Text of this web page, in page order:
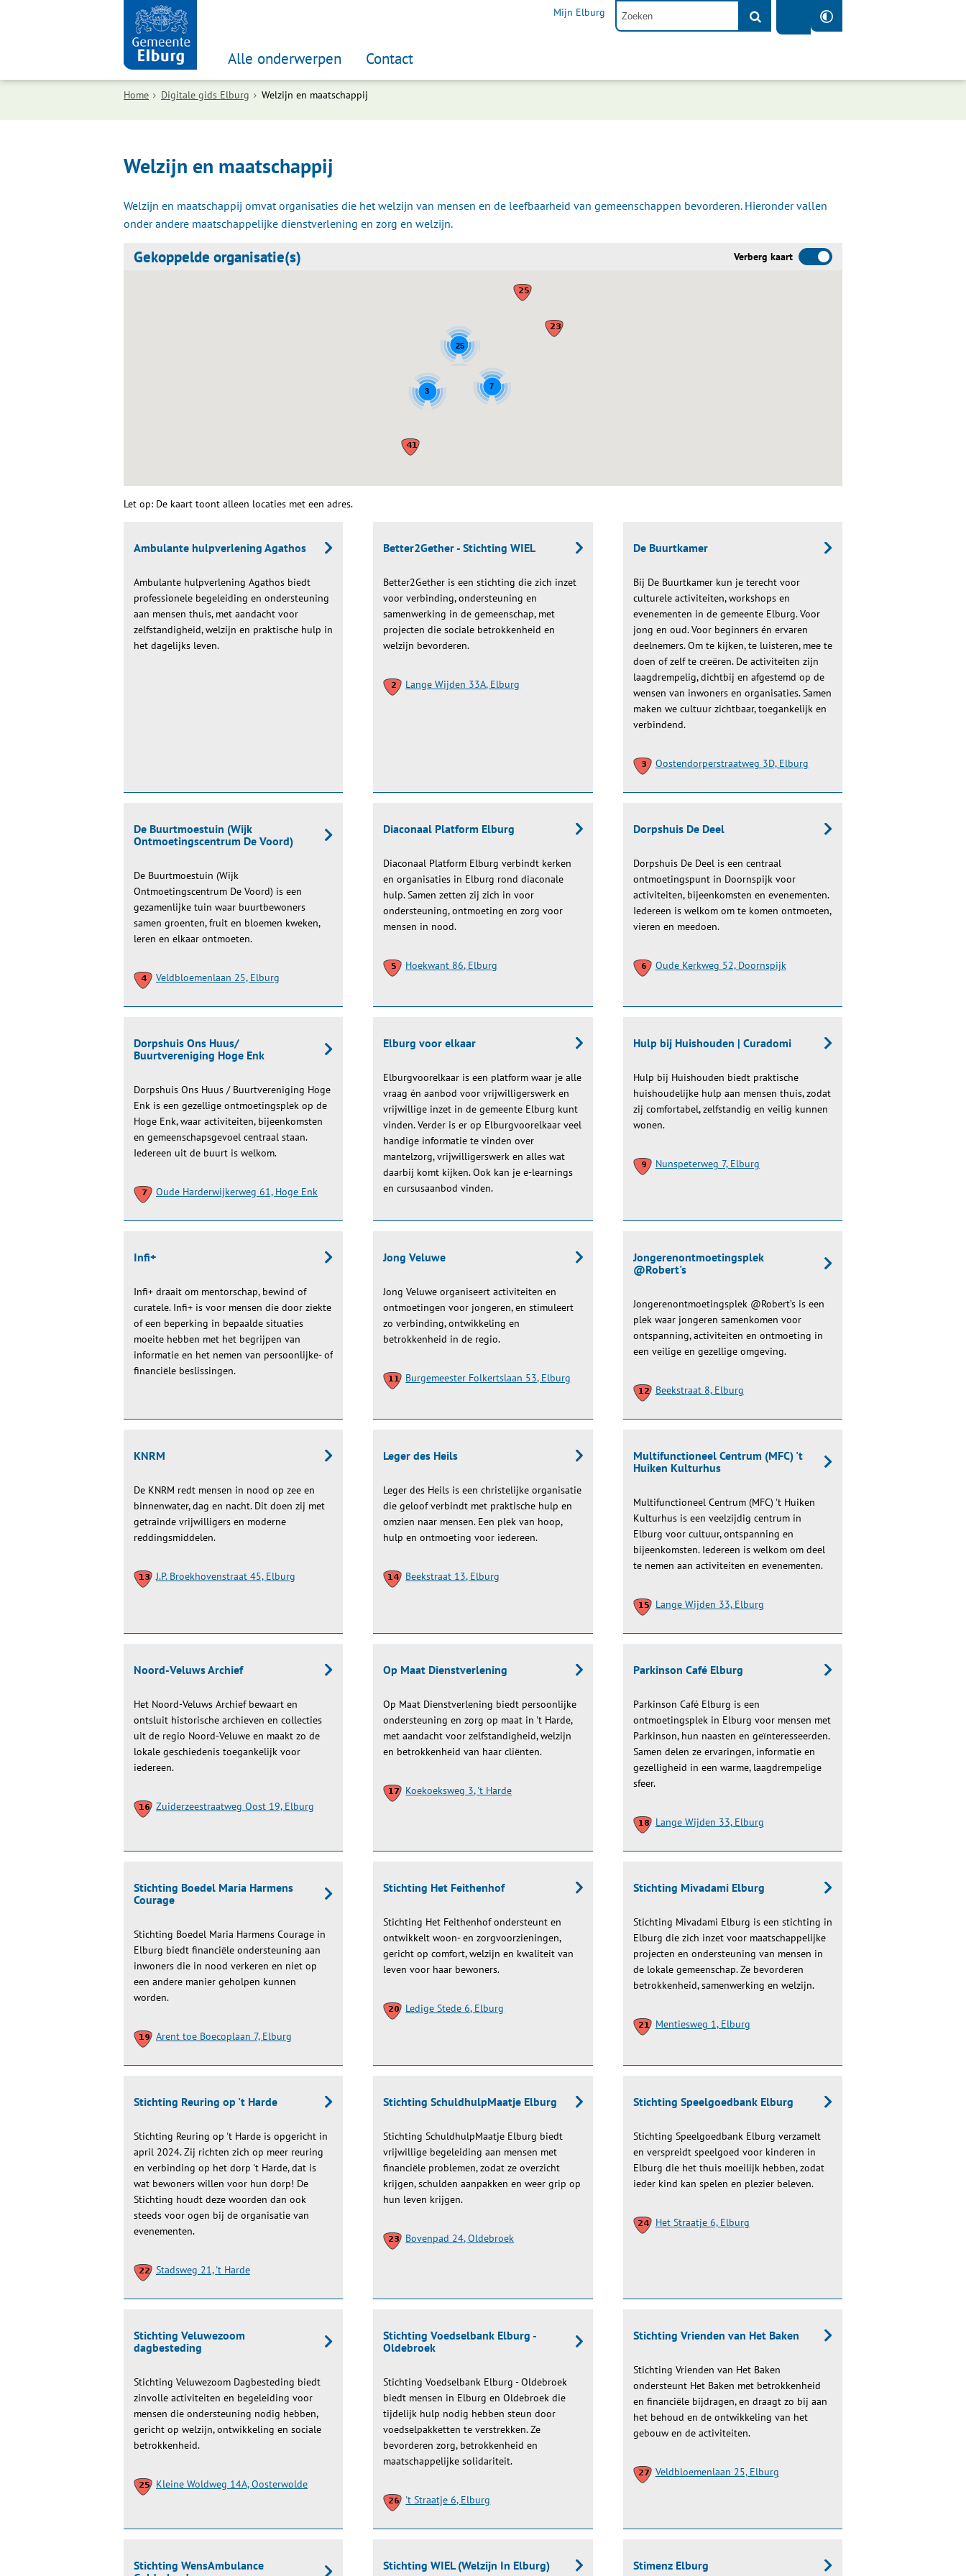
Mijn Elburg
Alle onderwerpen Contact
Home Digitale gids Elburg Welzijn en maatschappij
Welzijn en maatschappij
Welzijn en maatschappij omvat organisaties die het welzijn van mensen en de leefbaarheid van gemeenschappen bevorderen. Hieronder vallen
onder andere maatschappelijke dienstverlening en zorg en welzijn.
Gekoppelde organisatie(s) Verberg kaart
25
3
7
Let op: De kaart toont alleen locaties met een adres.
Ambulante hulpverlening Agathos
Ambulante hulpverlening Agathos biedt
professionele begeleiding en ondersteuning
aan mensen thuis, met aandacht voor
zelfstandigheid, welzijn en praktische hulp in
het dagelijks leven.
Better2Gether - Stichting WIEL
Better2Gether is een stichting die zich inzet
voor verbinding, ondersteuning en
samenwerking in de gemeenschap, met
projecten die sociale betrokkenheid en
welzijn bevorderen.
Lange Wijden 33A, Elburg
De Buurtkamer
Bij De Buurtkamer kun je terecht voor
culturele activiteiten, workshops en
evenementen in de gemeente Elburg. Voor
jong en oud. Voor beginners én ervaren
deelnemers. Om te kijken, te luisteren, mee te
doen of zelf te creëren. De activiteiten zijn
laagdrempelig, dichtbij en afgestemd op de
wensen van inwoners en organisaties. Samen
maken we cultuur zichtbaar, toegankelijk en
verbindend.
Oostendorperstraatweg 3D, Elburg
De Buurtmoestuin (Wijk
Ontmoetingscentrum De Voord)
De Buurtmoestuin (Wijk
Ontmoetingscentrum De Voord) is een
gezamenlijke tuin waar buurtbewoners
samen groenten, fruit en bloemen kweken,
leren en elkaar ontmoeten.
Veldbloemenlaan 25, Elburg
Diaconaal Platform Elburg
Diaconaal Platform Elburg verbindt kerken
en organisaties in Elburg rond diaconale
hulp. Samen zetten zij zich in voor
ondersteuning, ontmoeting en zorg voor
mensen in nood.
Hoekwant 86, Elburg
Dorpshuis De Deel
Dorpshuis De Deel is een centraal
ontmoetingspunt in Doornspijk voor
activiteiten, bijeenkomsten en evenementen.
Iedereen is welkom om te komen ontmoeten,
vieren en meedoen.
Oude Kerkweg 52, Doornspijk
Dorpshuis Ons Huus/
Buurtvereniging Hoge Enk
Dorpshuis Ons Huus / Buurtvereniging Hoge
Enk is een gezellige ontmoetingsplek op de
Hoge Enk, waar activiteiten, bijeenkomsten
en gemeenschapsgevoel centraal staan.
Iedereen uit de buurt is welkom.
Oude Harderwijkerweg 61, Hoge Enk
Elburg voor elkaar
Elburgvoorelkaar is een platform waar je alle
vraag én aanbod voor vrijwilligerswerk en
vrijwillige inzet in de gemeente Elburg kunt
vinden. Verder is er op Elburgvoorelkaar veel
handige informatie te vinden over
mantelzorg, vrijwilligerswerk en alles wat
daarbij komt kijken. Ook kan je e-learnings
en cursusaanbod vinden.
Hulp bij Huishouden | Curadomi
Hulp bij Huishouden biedt praktische
huishoudelijke hulp aan mensen thuis, zodat
zij comfortabel, zelfstandig en veilig kunnen
wonen.
Nunspeterweg 7, Elburg
Infi+
Infi+ draait om mentorschap, bewind of
curatele. Infi+ is voor mensen die door ziekte
of een beperking in bepaalde situaties
moeite hebben met het begrijpen van
informatie en het nemen van persoonlijke- of
financiële beslissingen.
Jong Veluwe
Jong Veluwe organiseert activiteiten en
ontmoetingen voor jongeren, en stimuleert
zo verbinding, ontwikkeling en
betrokkenheid in de regio.
Burgemeester Folkertslaan 53, Elburg
Jongerenontmoetingsplek
@Robert's
Jongerenontmoetingsplek @Robert’s is een
plek waar jongeren samenkomen voor
ontspanning, activiteiten en ontmoeting in
een veilige en gezellige omgeving.
Beekstraat 8, Elburg
KNRM
De KNRM redt mensen in nood op zee en
binnenwater, dag en nacht. Dit doen zij met
getrainde vrijwilligers en moderne
reddingsmiddelen.
J.P. Broekhovenstraat 45, Elburg
Leger des Heils
Leger des Heils is een christelijke organisatie
die geloof verbindt met praktische hulp en
omzien naar mensen. Een plek van hoop,
hulp en ontmoeting voor iedereen.
Beekstraat 13, Elburg
Multifunctioneel Centrum (MFC) 't
Huiken Kulturhus
Multifunctioneel Centrum (MFC) 't Huiken
Kulturhus is een veelzijdig centrum in
Elburg voor cultuur, ontspanning en
bijeenkomsten. Iedereen is welkom om deel
te nemen aan activiteiten en evenementen.
Lange Wijden 33, Elburg
Noord-Veluws Archief
Het Noord-Veluws Archief bewaart en
ontsluit historische archieven en collecties
uit de regio Noord-Veluwe en maakt zo de
lokale geschiedenis toegankelijk voor
iedereen.
Zuiderzeestraatweg Oost 19, Elburg
Op Maat Dienstverlening
Op Maat Dienstverlening biedt persoonlijke
ondersteuning en zorg op maat in 't Harde,
met aandacht voor zelfstandigheid, welzijn
en betrokkenheid van haar cliënten.
Koekoeksweg 3, 't Harde
Parkinson Café Elburg
Parkinson Café Elburg is een
ontmoetingsplek in Elburg voor mensen met
Parkinson, hun naasten en geïnteresseerden.
Samen delen ze ervaringen, informatie en
gezelligheid in een warme, laagdrempelige
sfeer.
Lange Wijden 33, Elburg
Stichting Boedel Maria Harmens
Courage
Stichting Boedel Maria Harmens Courage in
Elburg biedt financiële ondersteuning aan
inwoners die in nood verkeren en niet op
een andere manier geholpen kunnen
worden.
Arent toe Boecoplaan 7, Elburg
Stichting Het Feithenhof
Stichting Het Feithenhof ondersteunt en
ontwikkelt woon- en zorgvoorzieningen,
gericht op comfort, welzijn en kwaliteit van
leven voor haar bewoners.
Ledige Stede 6, Elburg
Stichting Mivadami Elburg
Stichting Mivadami Elburg is een stichting in
Elburg die zich inzet voor maatschappelijke
projecten en ondersteuning van mensen in
de lokale gemeenschap. Ze bevorderen
betrokkenheid, samenwerking en welzijn.
Mentiesweg 1, Elburg
Stichting Reuring op 't Harde
Stichting Reuring op 't Harde is opgericht in
april 2024. Zij richten zich op meer reuring
en verbinding op het dorp 't Harde, dat is
wat bewoners willen voor hun dorp! De
Stichting houdt deze woorden dan ook
steeds voor ogen bij de organisatie van
evenementen.
Stadsweg 21, 't Harde
Stichting SchuldhulpMaatje Elburg
Stichting SchuldhulpMaatje Elburg biedt
vrijwillige begeleiding aan mensen met
financiële problemen, zodat ze overzicht
krijgen, schulden aanpakken en weer grip op
hun leven krijgen.
Bovenpad 24, Oldebroek
Stichting Speelgoedbank Elburg
Stichting Speelgoedbank Elburg verzamelt
en verspreidt speelgoed voor kinderen in
Elburg die het thuis moeilijk hebben, zodat
ieder kind kan spelen en plezier beleven.
Het Straatje 6, Elburg
Stichting Veluwezoom
dagbesteding
Stichting Veluwezoom Dagbesteding biedt
zinvolle activiteiten en begeleiding voor
mensen die ondersteuning nodig hebben,
gericht op welzijn, ontwikkeling en sociale
betrokkenheid.
Kleine Woldweg 14A, Oosterwolde
Stichting Voedselbank Elburg -
Oldebroek
Stichting Voedselbank Elburg - Oldebroek
biedt mensen in Elburg en Oldebroek die
tijdelijk hulp nodig hebben steun door
voedselpakketten te verstrekken. Ze
bevorderen zorg, betrokkenheid en
maatschappelijke solidariteit.
't Straatje 6, Elburg
Stichting Vrienden van Het Baken
Stichting Vrienden van Het Baken
ondersteunt Het Baken met betrokkenheid
en financiële bijdragen, en draagt zo bij aan
het behoud en de ontwikkeling van het
gebouw en de activiteiten.
Veldbloemenlaan 25, Elburg
Stichting WensAmbulance
Stichting WIEL (Welzijn In Elburg) Stimenz Elburg